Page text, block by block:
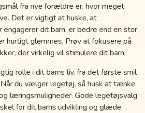
fra nye forældre er, hvor meget
Det er vigtigt at huske, at
dit barn, er bedre end en stor
hurtigt glemmes. Prøv at fokusere på
der virkelig vil stimulere dit barn.
rolle i dit barns liv, fra det første smil
du vælger legetøj, så husk at tænke
læringsmuligheder. Gode legetøjsvalg
for dit barns udvikling og glæde.